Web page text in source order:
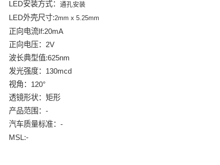
LED安装方式： 通孔安装
LED外壳尺寸:2mm x 5.25mm
正向电流If:20mA
正向电压：2V
波长典型值:625nm
发光强度：130mcd
视角：120°
透镜形状：矩形
产品范围：-
汽车质量标准：-
MSL:-